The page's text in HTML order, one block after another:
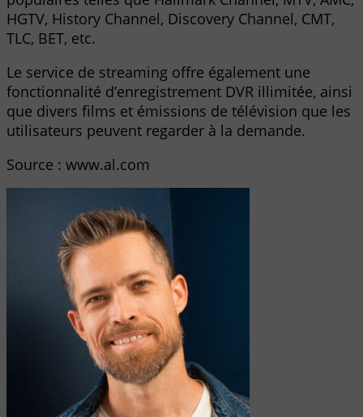
HGTV, History Channel, Discovery Channel, CMT,
TLC, BET, etc.
Le service de streaming offre également une
fonctionnalité d’enregistrement DVR illimitée, ainsi
que divers films et émissions de télévision que les
utilisateurs peuvent regarder à la demande.
Source : www.al.com